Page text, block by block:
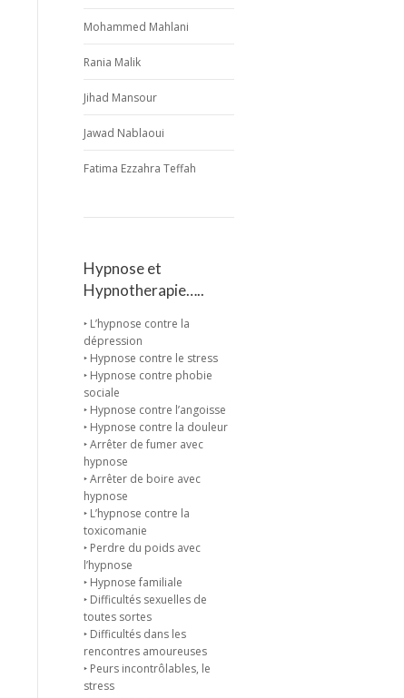
Mohammed Mahlani
Rania Malik
Jihad Mansour
Jawad Nablaoui
Fatima Ezzahra Teffah
Hypnose et
Hypnotherapie…..
‣ L’hypnose contre la
dépression
‣ Hypnose contre le stress
‣ Hypnose contre phobie
sociale
‣ Hypnose contre l’angoisse
‣ Hypnose contre la douleur
‣ Arrêter de fumer avec
hypnose
‣ Arrêter de boire avec
hypnose
‣ L’hypnose contre la
toxicomanie
‣ Perdre du poids avec
l’hypnose
‣ Hypnose familiale
‣ Difficultés sexuelles de
toutes sortes
‣ Difficultés dans les
rencontres amoureuses
‣ Peurs incontrôlables, le
stress